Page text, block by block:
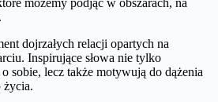
dojrzałych relacji opartych na
Inspirujące słowa nie tylko
sobie, lecz także motywują do dążenia
życia.